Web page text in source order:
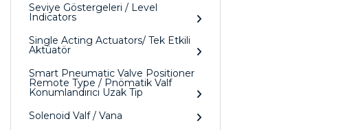
Seviye Göstergeleri / Level
Indicators
Single Acting Actuators/ Tek Etkili
Aktüatör
Smart Pneumatic Valve Positioner
Remote Type / Pnömatik Valf
Konumlandırıcı Uzak Tip
Solenoid Valf / Vana